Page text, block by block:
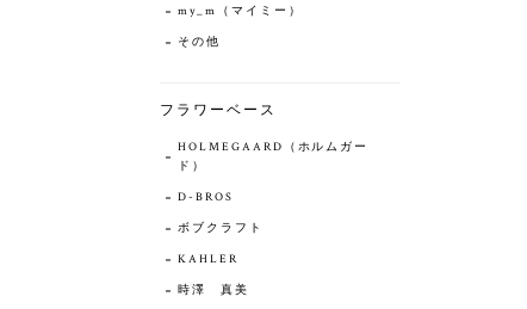
my_m（マイミー）
その他
フラワーベース
HOLMEGAARD（ホルムガー
ド）
D-BROS
ボブクラフト
KAHLER
時澤 真美